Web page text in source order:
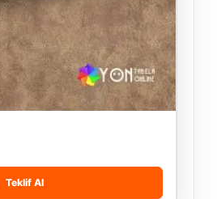
Teklif Al